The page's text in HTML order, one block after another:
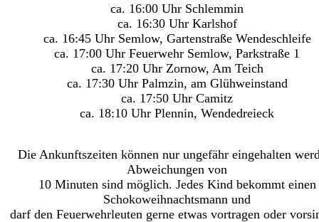
ca. 16:00 Uhr Schlemmin
ca. 16:30 Uhr Karlshof
ca. 16:45 Uhr Semlow, Gartenstraße Wendeschleife
ca. 17:00 Uhr Feuerwehr Semlow, Parkstraße 1
ca. 17:20 Uhr Zornow, Am Teich
ca. 17:30 Uhr Palmzin, am Glühweinstand
ca. 17:50 Uhr Camitz
ca. 18:10 Uhr Plennin, Wendedreieck
Die Ankunftszeiten können nur ungefähr eingehalten
Abweichungen von
10 Minuten sind möglich. Jedes Kind bekommt einen
Schokoweihnachtsmann und
darf den Feuerwehrleuten gerne etwas vortragen oder